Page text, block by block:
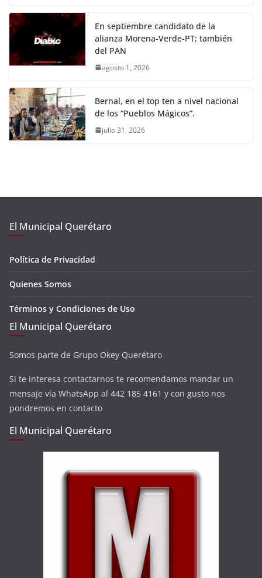
En septiembre candidato de la
alianza Morena-Verde-PT; también
del PAN
agosto 1, 2026
Bernal, en el top ten a nivel nacional
de los “Pueblos Mágicos”.
julio 31, 2026
El Municipal Querétaro
Política de Privacidad
Quienes Somos
Términos y Condiciones de Uso
El Municipal Querétaro
Somos parte de Grupo Okey Querétaro
Si te interesa contactarnos te recomendamos mandar un
mensaje vía WhatsApp al 442 185 4161 y con gusto nos
pondremos en contacto
El Municipal Querétaro